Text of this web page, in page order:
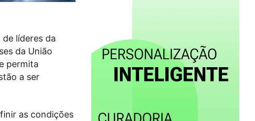
líderes da
da União
permita
a ser
as condições